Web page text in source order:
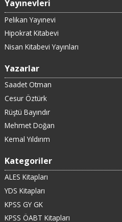
Yayınevleri
Pelikan Yayınevi
Hipokrat Kitabevi
Nisan Kitabevi Yayınları
Yazarlar
Saadet Otman
Cesur Öztürk
Rüştü Bayındır
Mehmet Doğan
Kemal Yıldırım
Kategoriler
ALES Kitapları
YDS Kitapları
KPSS GY GK
KPSS ÖABT Kitapları